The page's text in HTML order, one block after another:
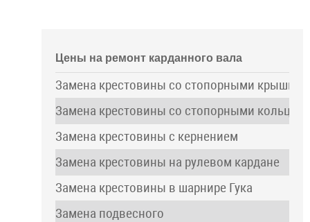
Цены на ремонт карданного вала
Замена крестовины со стопорными
Замена крестовины со стопорными
Замена крестовины с кернением
Замена крестовины на рулевом кардане
Замена крестовины в шарнире Гука
Замена подвесного